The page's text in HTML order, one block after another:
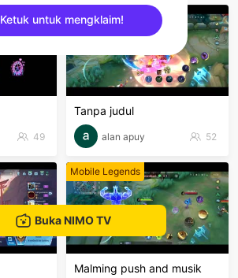
49
Mobile Legends
Tanpa judul
alan apuy 52
Mobile Legends
Malming push and musik
Buka NIMO TV
Ketuk untuk mengklaim!